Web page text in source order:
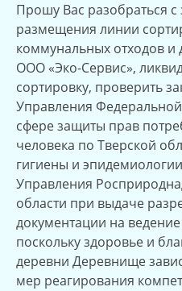
Прошу Вас разобраться с
размещения линии
коммунальных отходов и
ООО «Эко-Сервис»,
сортировку, проверить
Управления
сфере защиты прав
человека по Тверской
гигиены и
Управления
области при выдаче
документации на
поскольку здоровье и
деревни Деревнище
мер реагирования